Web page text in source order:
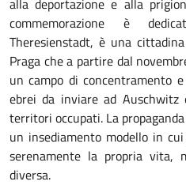
alla deportazione e alla
commemorazione è
Theresienstadt, è una
Praga che a partire dal
un campo di concentramento
ebrei da inviare ad
territori occupati. La
un insediamento modello in
serenamente la propria vita,
diversa.